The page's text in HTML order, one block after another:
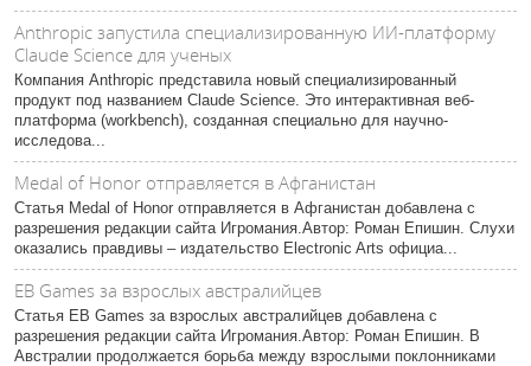
Anthropic запустила специализированную ИИ-платформу
Claude Science для ученых
Компания Anthropic представила новый специализированный
продукт под названием Claude Science. Это интерактивная веб-
платформа (workbench), созданная специально для научно-
исследова...
Medal of Honor отправляется в Афганистан
Статья Medal of Honor отправляется в Афганистан добавлена с
разрешения редакции сайта Игромания.Автор: Роман Епишин. Слухи
оказались правдивы – издательство Electronic Arts официа...
EB Games за взрослых австралийцев
Статья EB Games за взрослых австралийцев добавлена с
разрешения редакции сайта Игромания.Автор: Роман Епишин. В
Австралии продолжается борьба между взрослыми поклонниками